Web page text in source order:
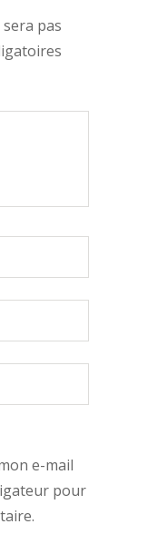
pas
e-mail
pour